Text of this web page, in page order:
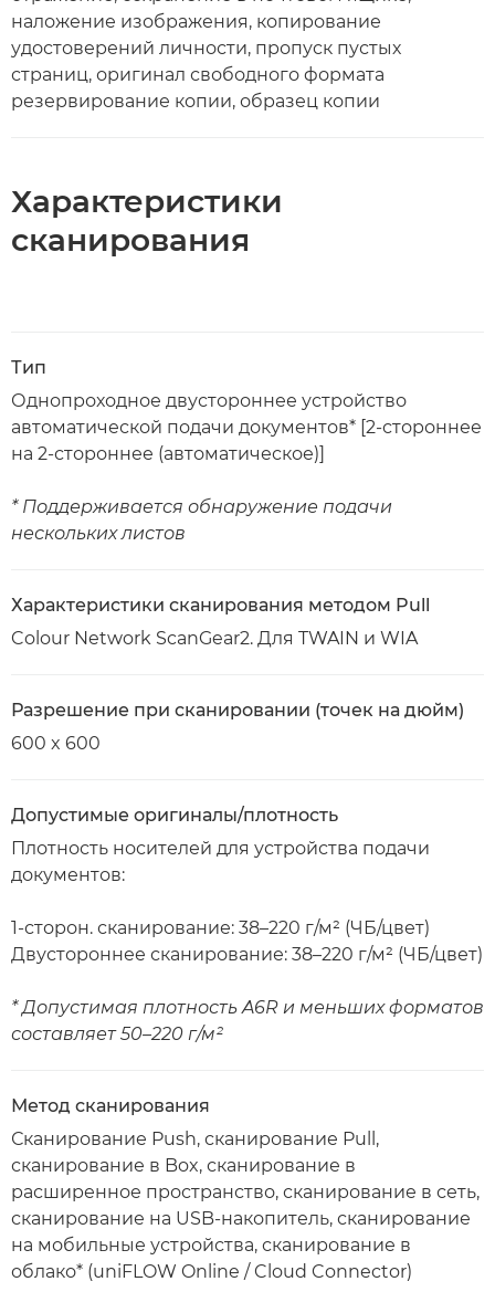
наложение изображения, копирование
удостоверений личности, пропуск пустых
страниц, оригинал свободного формата
резервирование копии, образец копии
Характеристики
сканирования
Тип
Однопроходное двустороннее устройство
автоматической подачи документов* [2-стороннее
на 2-стороннее (автоматическое)]
* Поддерживается обнаружение подачи
нескольких листов
Характеристики сканирования методом Pull
Colour Network ScanGear2. Для TWAIN и WIA
Разрешение при сканировании (точек на дюйм)
600 x 600
Допустимые оригиналы/плотность
Плотность носителей для устройства подачи
документов:
1-сторон. сканирование: 38–220 г/м² (ЧБ/цвет)
Двустороннее сканирование: 38–220 г/м² (ЧБ/цвет)
* Допустимая плотность A6R и меньших форматов
составляет 50–220 г/м²
Метод сканирования
Сканирование Push, сканирование Pull,
сканирование в Box, сканирование в
расширенное пространство, сканирование в сеть,
сканирование на USB-накопитель, сканирование
на мобильные устройства, сканирование в
облако* (uniFLOW Online / Cloud Connector)